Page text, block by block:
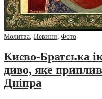
Молитва, Новини, Фото
Києво-Братська
диво, яке
Дніпра